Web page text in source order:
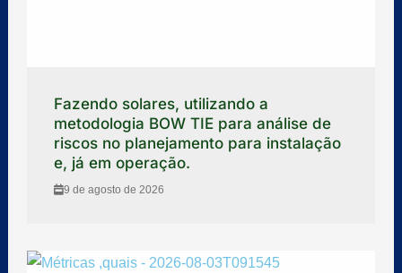
Fazendo solares, utilizando a
metodologia BOW TIE para análise de
riscos no planejamento para instalação
e, já em operação.
9 de agosto de 2026